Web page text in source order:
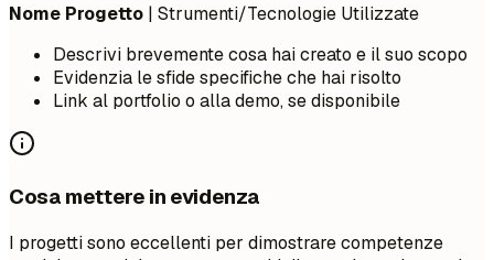
Nome Progetto | Strumenti/Tecnologie Utilizzate
Descrivi brevemente cosa hai creato e il suo scopo
Evidenzia le sfide specifiche che hai risolto
Link al portfolio o alla demo, se disponibile
Cosa mettere in evidenza
I progetti sono eccellenti per dimostrare competenze